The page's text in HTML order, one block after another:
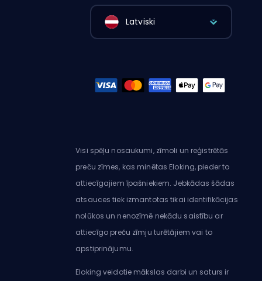
Latviski
Visi spēļu nosaukumi, zīmoli un reģistrētās
preču zīmes, kas minētas Eloking, pieder to
attiecīgajiem īpašniekiem. Jebkādas šādas
atsauces tiek izmantotas tikai identifikācijas
nolūkos un nenozīmē nekādu saistību ar
attiecīgo preču zīmju turētājiem vai to
apstiprinājumu.
Eloking veidotie mākslas darbi un saturs ir